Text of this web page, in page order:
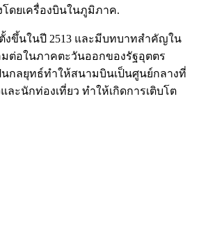
โดยเครื่องบินในภูมิภาค.
งขึ้นในปี 2513 และมีบทบาทสำคัญใน
มต่อในภาคตะวันออกของรัฐอุตตร
นกลยุทธ์ทำให้สนามบินเป็นศูนย์กลางที่
ะนักท่องเที่ยว ทำให้เกิดการเติบโต